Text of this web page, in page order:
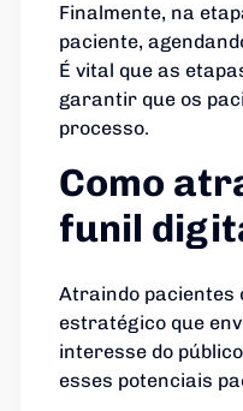
Finalmente, na
paciente,
É vital que as
garantir que os
processo.
Como
funil
Atraindo pacientes
estratégico que
interesse do
esses potenciais